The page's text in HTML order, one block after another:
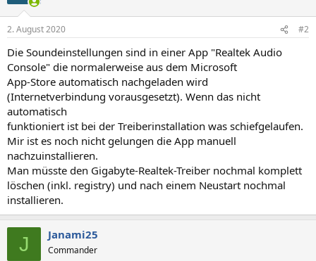
2. August 2020 #2
Die Soundeinstellungen sind in einer App "Realtek Audio
Console" die normalerweise aus dem Microsoft
App-Store automatisch nachgeladen wird
(Internetverbindung vorausgesetzt). Wenn das nicht
automatisch
funktioniert ist bei der Treiberinstallation was schiefgelaufen.
Mir ist es noch nicht gelungen die App manuell
nachzuinstallieren.
Man müsste den Gigabyte-Realtek-Treiber nochmal komplett
löschen (inkl. registry) und nach einem Neustart nochmal
installieren.
J Janami25
Commander